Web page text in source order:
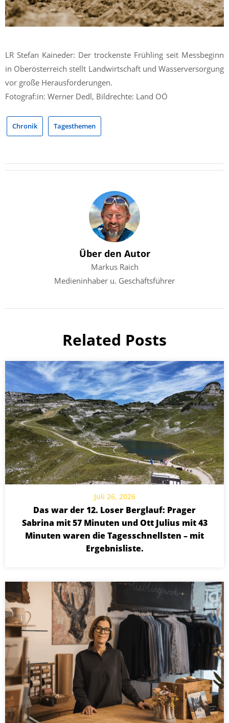
LR Stefan Kaineder: Der trockenste Frühling seit Messbeginn
in Oberösterreich stellt Landwirtschaft und Wasserversorgung
vor große Herausforderungen.
Fotograf:in: Werner Dedl, Bildrechte: Land OÖ
Chronik Tagesthemen
Über den Autor
Markus Raich
Medieninhaber u. Geschäftsführer
Related Posts
Juli 26, 2026
Das war der 12. Loser Berglauf: Prager
Sabrina mit 57 Minuten und Ott Julius mit 43
Minuten waren die Tagesschnellsten – mit
Ergebnisliste.